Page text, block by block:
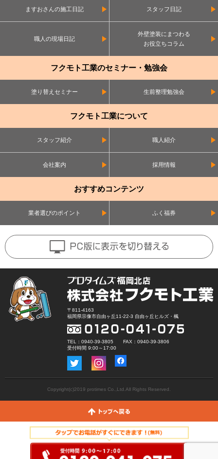
ますおさんの施工日記 スタッフ日記
職人の現場日記
外壁塗装にまつわる
お役立ちコラム
フクモト工業のセミナー・勉強会
塗り替えセミナー 生前整理勉強会
フクモト工業について
スタッフ紹介 職人紹介
会社案内 採用情報
おすすめコンテンツ
業者選びのポイント ふく福券
〒811-4163
福岡県宗像市自由ヶ丘11-22-3 自由ヶ丘ヒルズ・楓
TEL：0940-39-3805 FAX：0940-39-3806
受付時間 9:00～17:00
Copyright(c)2019 protimes Co.,Ltd.All Rights Reserved.